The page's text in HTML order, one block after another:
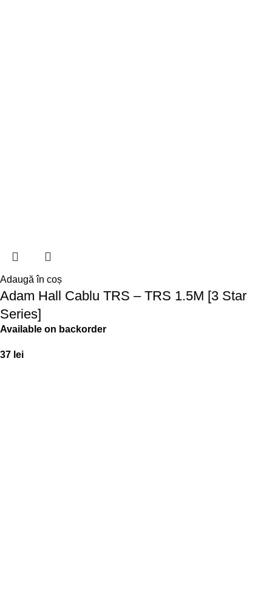
Adaugă în coș
Adam Hall Cablu TRS – TRS 1.5M [3 Star
Series]
Available on backorder
37 lei